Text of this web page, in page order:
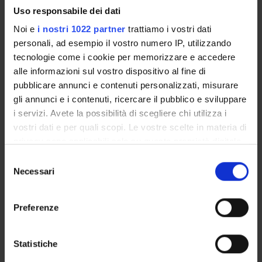
Uso responsabile dei dati
Noi e i nostri 1022 partner trattiamo i vostri dati
personali, ad esempio il vostro numero IP, utilizzando
tecnologie come i cookie per memorizzare e accedere
alle informazioni sul vostro dispositivo al fine di
pubblicare annunci e contenuti personalizzati, misurare
gli annunci e i contenuti, ricercare il pubblico e sviluppare
i servizi. Avete la possibilità di scegliere chi utilizza i
vostri dati e per quali scopi. Le vostre scelte in materia di
modificare o revocare il proprio consenso in qualsiasi
momento dalla Dichiarazione sui cookie o facendo clic
raccogliere informazioni sulla tua posizione
geografica, con un'approssimazione di qualche
delNecessari
Preferenze
Statistiche
Percorsi formativi 30CFU
Percorso formativo 24CFU
Percorso formativo 5CFU